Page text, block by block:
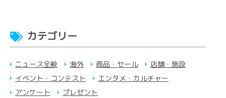
カテゴリー
ニュース全般 海外 商品・セール
店舗・施設
イベント・コンテスト
エンタメ・カルチャー
アンケート
プレゼント